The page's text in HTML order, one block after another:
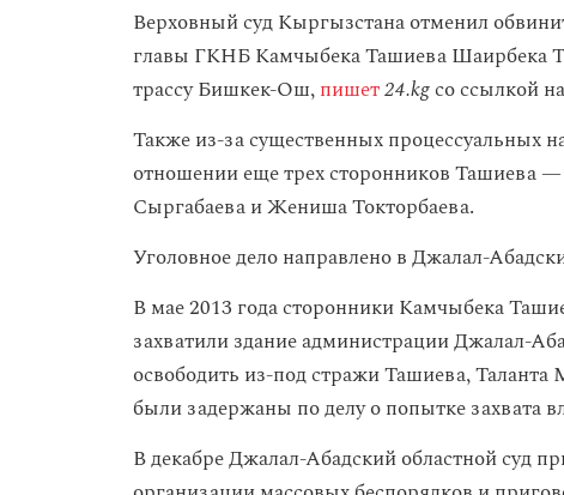
Верховный суд Кыргызстана отменил
главы ГКНБ Камчыбека Ташиева Шаирбека
трассу Бишкек-Ош,пишет24.kgсо ссылкой
Также из-за существенных процессуальных
отношении еще трех сторонников Ташиева
Сыргабаева и Жениша Токторбаева.
Уголовное дело направлено в Джалал-
В мае 2013 года сторонники Камчыбека
захватили здание администрации Джалал-
освободить из-под стражи Ташиева,
были задержаны по делу о попытке захвата
В декабре Джалал-Абадский областной суд